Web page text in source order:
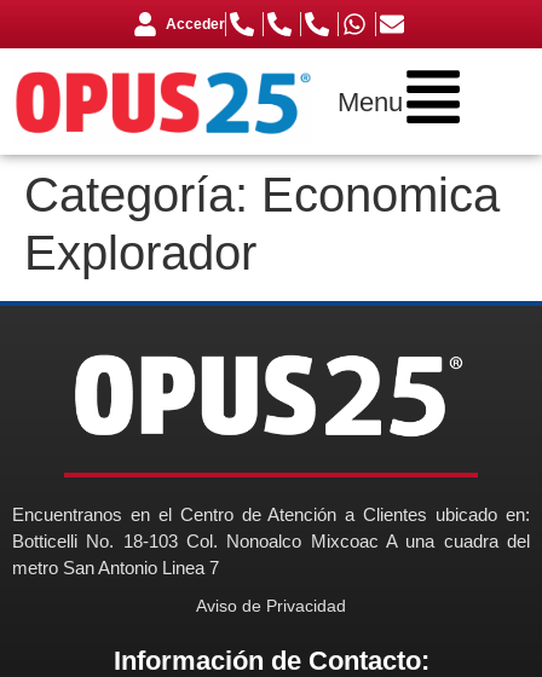
Acceder
Menu
Categoría: Economica
Explorador
Encuentranos en el Centro de Atención a Clientes ubicado en:
Botticelli No. 18-103 Col. Nonoalco Mixcoac A una cuadra del
metro San Antonio Linea 7
Aviso de Privacidad
Información de Contacto: